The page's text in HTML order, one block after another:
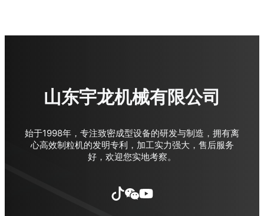
山东宇龙机械有限公司
始于1998年，专注致密成型设备的研发与制造，拥有离
心高效制粒机的发明专利，加工实力强大，售后服务
好，欢迎您实地考察。